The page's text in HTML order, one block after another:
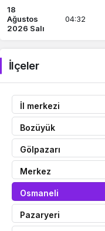
18
Ağustos
2026 Salı
04:32
İlçeler
İl merkezi
Bozüyük
Gölpazarı
Merkez
Osmaneli
Pazaryeri